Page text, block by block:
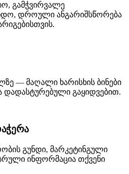
გამჭვირვალე
დროული ანგარიშსწორება
— მაღალი ხარისხის ბინები
გაყიდვებით.
გუნდი, მარკეტინგული
ინფორმაცია თქვენი